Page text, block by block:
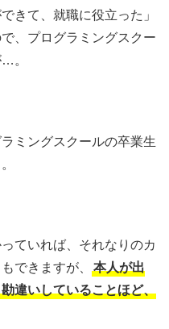
きて、就職に役立った」
、プログラミングスクー
。
ミングスクールの卒業生
ていれば、それなりのカ
できますが、
本人が出
違いしていることほど、